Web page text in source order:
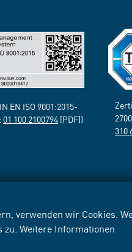
verwenden wir Cookies.
zu. Weitere Informationen
EN ISO 9001:2015-
01 100 2100794 [PDF])
310